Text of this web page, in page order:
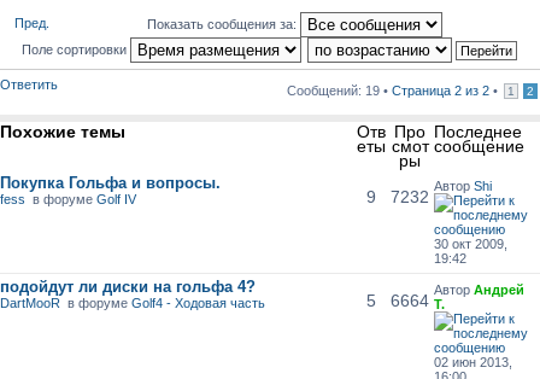
Пред.
Показать сообщения за:
Поле сортировки
Ответить Сообщений: 19 • Страница 2 из 2 • 1 2
Похожие темы Отв
еты
Про
смот
ры
Последнее
сообщение
Покупка Гольфа и вопросы.
fess в форумеGolf IV 9 7232
Автор Shi
30 окт 2009,
19:42
подойдут ли диски на гольфа 4?
DartMooR в форумеGolf4 - Ходовая часть 5 6664
Автор Андрей
Т.
02 июн 2013,